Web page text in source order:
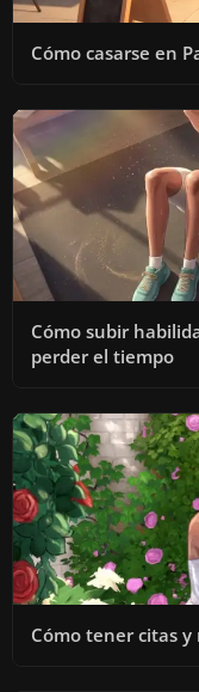
Cómo casarse en
Cómo subir
perder el tiempo
Cómo tener citas y